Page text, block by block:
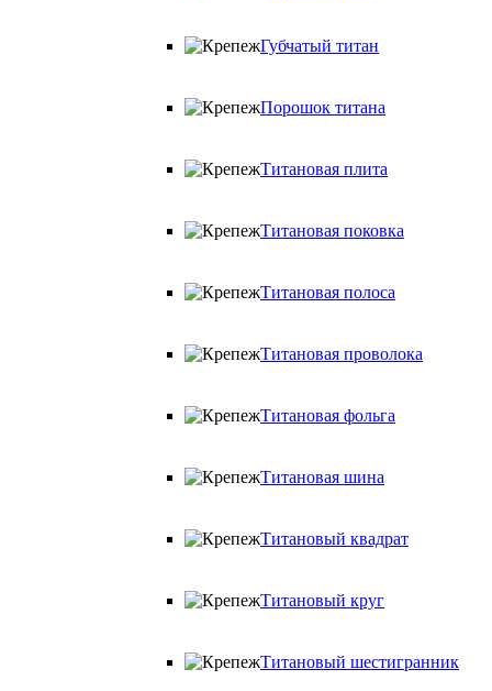
Губчатый титан
Порошок титана
Титановая плита
Титановая поковка
Титановая полоса
Титановая проволока
Титановая фольга
Титановая шина
Титановый квадрат
Титановый круг
Титановый шестигранник